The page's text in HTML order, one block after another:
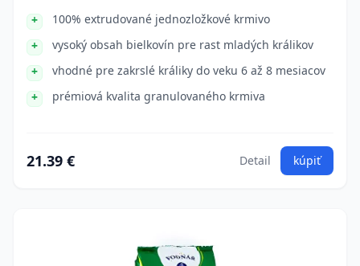
100% extrudované jednozložkové krmivo
vysoký obsah bielkovín pre rast mladých králikov
vhodné pre zakrslé králiky do veku 6 až 8 mesiacov
prémiová kvalita granulovaného krmiva
21.39 € Detail kúpiť